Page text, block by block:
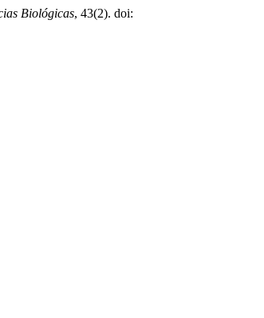
Biológicas, 43(2). doi: